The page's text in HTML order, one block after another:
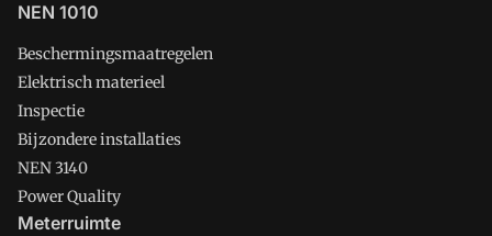
NEN 1010
Beschermingsmaatregelen
Elektrisch materieel
Inspectie
Bijzondere installaties
NEN 3140
Power Quality
Meterruimte